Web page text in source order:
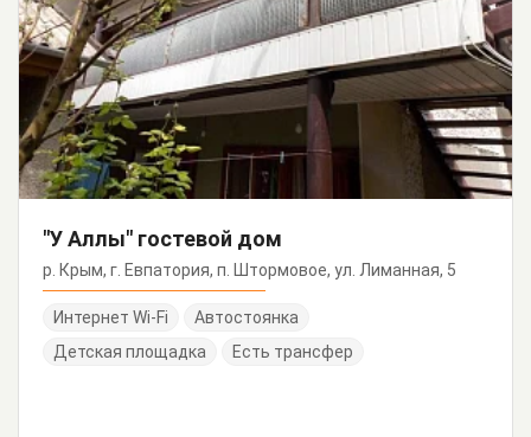
"У Аллы" гостевой дом
р. Крым, г. Евпатория, п. Штормовое, ул. Лиманная, 5
Интернет Wi-Fi
Автостоянка
Детская площадка
Есть трансфер